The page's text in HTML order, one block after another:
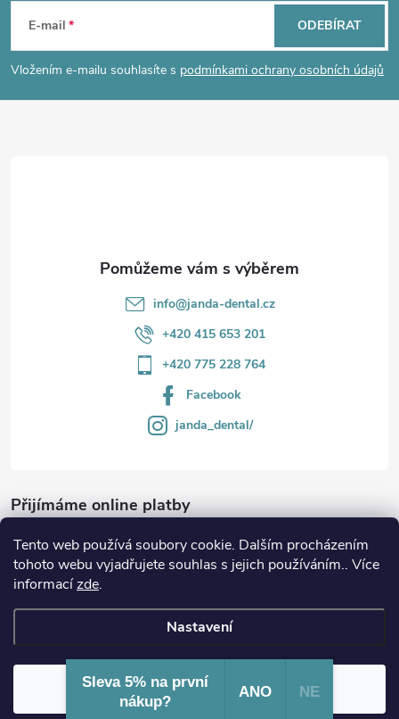
Tento web používá soubory cookie. Dalším procházením
tohoto webu vyjadřujete souhlas s jejich používáním.. Více
informacízde.
Nastavení
Souhlasím
p
a
E-mail
Vložením e-mailu souhlasíte s podmínkami ochrany osobních údajů
ODEBÍRAT
info@janda-dental.cz
+420 415 653 201
+420 775 228 764
Facebook
janda_dental/
Přijímáme online platby
Vytvořil Shoptet
Copyright 2026 . Všechna práva vyhrazena.
Sleva 5% na první
nákup?
ANO NE